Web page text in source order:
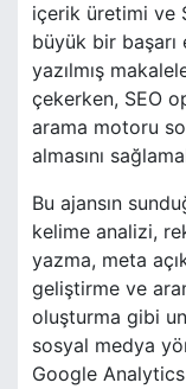
içerik üretimi ve
büyük bir başarı
yazılmış
çekerken, SEO
arama motoru
almasını
Bu ajansın
kelime analizi,
yazma, meta
geliştirme ve
oluşturma gibi
sosyal medya
Google Analytics